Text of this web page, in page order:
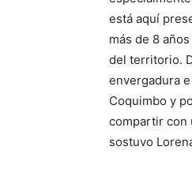
está aquí
más de 8
del territorio.
envergadura
Coquimbo y
compartir con
sostuvo